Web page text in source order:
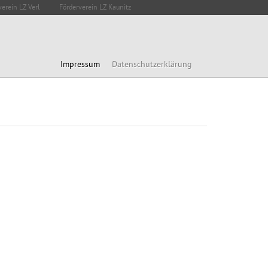
LZ Verl Förderverein LZ Kaunitz
Impressum Datenschutzerklärung